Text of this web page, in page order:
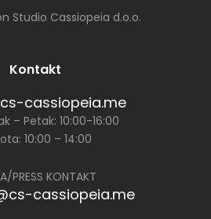
Studio Cassiopeia d.o.o.
Kontakt
cassiopeia.me
– Petak: 10:00-16:00
10:00 – 14:00
PRESS KONTAKT
cassiopeia.me